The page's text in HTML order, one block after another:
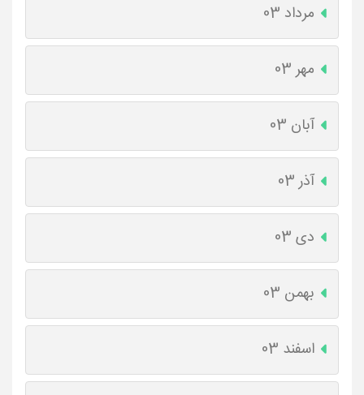
مرداد 03
مهر 03
آبان 03
آذر 03
دی 03
بهمن 03
اسفند 03